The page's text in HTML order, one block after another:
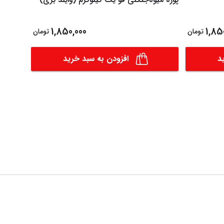
تومان 1,850,000تومان
افزودن به سبد خرید